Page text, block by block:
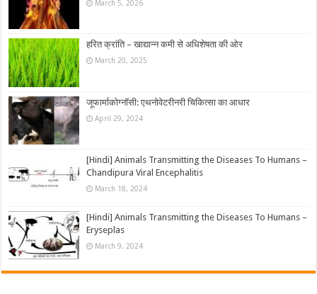
March 5, 2026
हरित क्रांति – खाद्यान्न कमी से अधिशेषता की ओर
March 20, 2025
जूफार्माकोग्नॉसी: एथनोवेटरीनरी चिकित्सा का आधार
April 29, 2024
[Hindi] Animals Transmitting the Diseases To Humans –
Chandipura Viral Encephalitis
March 18, 2024
[Hindi] Animals Transmitting the Diseases To Humans –
Eryseplas
March 9, 2024